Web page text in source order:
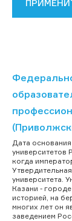
Дата
университетов
когда
университета.
Казани -
историей, на
многих лет он
заведением